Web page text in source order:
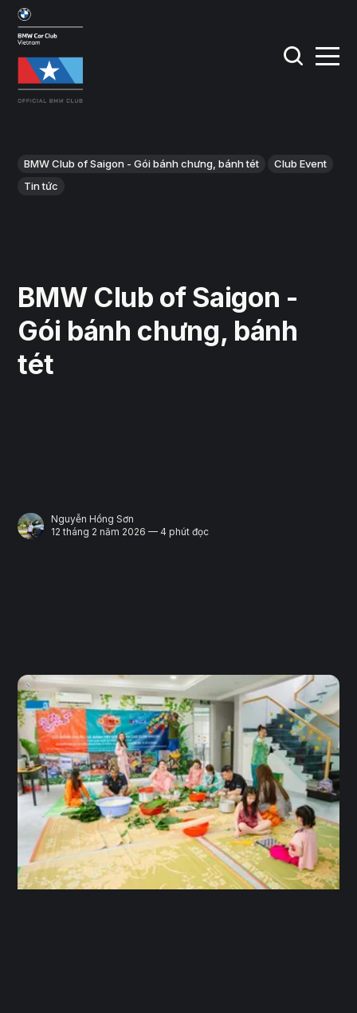
BMW Club of Saigon - Gói bánh chưng, bánh tét
Club Event
Tin tức
BMW Club of Saigon -
Gói bánh chưng, bánh
tét
Nguyễn Hồng Sơn
12 tháng 2 năm 2026 — 4 phút đọc